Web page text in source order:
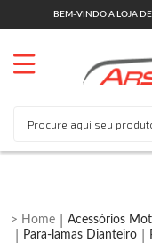
BEM-VINDO A LOJA
Acessórios
Para-lamas Dianteiro